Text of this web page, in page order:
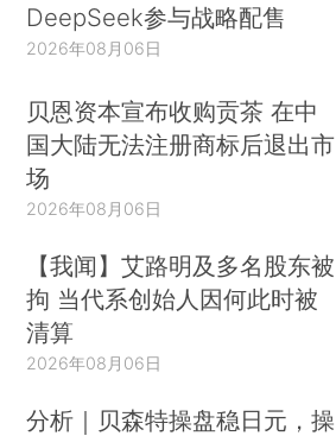
DeepSeek参与战略配售
2026年08月06日
贝恩资本宣布收购贡茶 在中
国大陆无法注册商标后退出市
场
2026年08月06日
【我闻】艾路明及多名股东被
拘 当代系创始人因何此时被
清算
2026年08月06日
分析｜贝森特操盘稳日元，操